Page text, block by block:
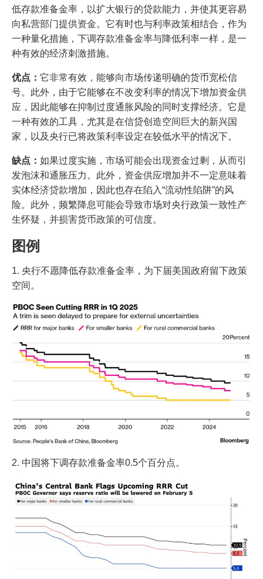
低存款准备金率，以扩大银行的贷款能力，并使其更容易
向私营部门提供资金。它有时也与利率政策相结合，作为
一种量化措施，下调存款准备金率与降低利率一样，是一
种有效的经济刺激措施。
优点： 它非常有效，能够向市场传递明确的货币宽松信
号。此外，由于它能够在不改变利率的情况下增加资金供
应，因此能够在抑制过度通胀风险的同时支撑经济。它是
一种有效的工具，尤其是在信贷创造空间巨大的新兴国
家，以及央行已将政策利率设定在较低水平的情况下。
缺点： 如果过度实施，市场可能会出现资金过剩，从而引
发泡沫和通胀压力。此外，资金供应增加并不一定意味着
实体经济贷款增加，因此也存在陷入“流动性陷阱”的风
险。此外，频繁降息可能会导致市场对央行政策一致性产
生怀疑，并损害货币政策的可信度。
图例
1. 央行不愿降低存款准备金率，为下届美国政府留下政策
空间。
2. 中国将下调存款准备金率0.5个百分点。